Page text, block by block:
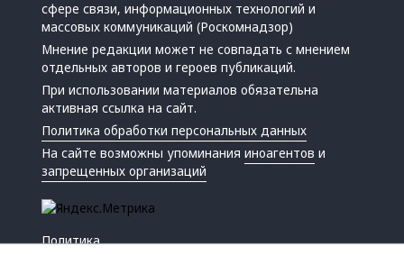
сфере связи, информационных технологий и
массовых коммуникаций (Роскомнадзор)
Мнение редакции может не совпадать с мнением
отдельных авторов и героев публикаций.
При использовании материалов обязательна
активная ссылка на сайт.
Политика обработки персональных данных
На сайте возможны упоминанияиноагентов и
запрещенных организаций
Политика